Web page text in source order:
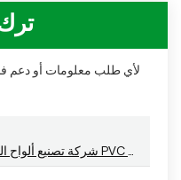
لأي طلب معلومات أو دعم